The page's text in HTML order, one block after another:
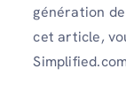
génération
cet article,